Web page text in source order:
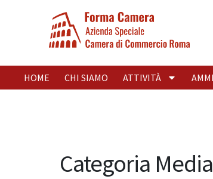
HOME CHI SIAMO ATTIVITÀ
Categoria